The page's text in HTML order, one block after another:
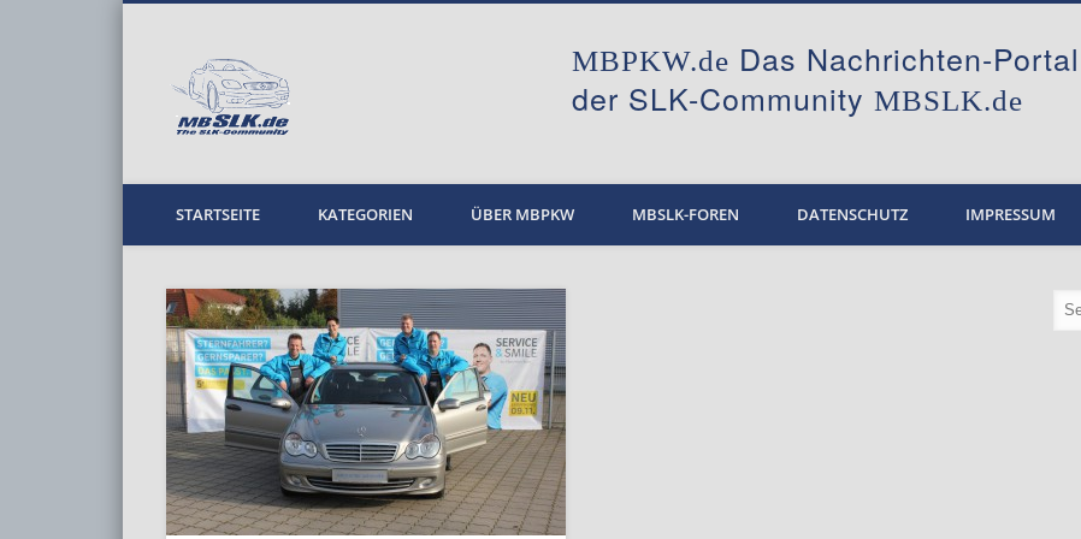
MBPKW
MBPKW.de Das Nachrichten-
der SLK-CommunityMBSLK.de
STARTSEITE KATEGORIEN ÜBER MBPKW MBSLK-FOREN DATENSCHUTZ IMPRESSUM